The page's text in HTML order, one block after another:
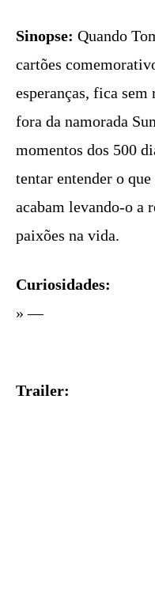
Sinopse: Quando
cartões
esperanças, fica
fora da namorada
momentos dos 500
tentar entender o
acabam levando-o a
paixões na vida.
Curiosidades:
» —
Trailer: